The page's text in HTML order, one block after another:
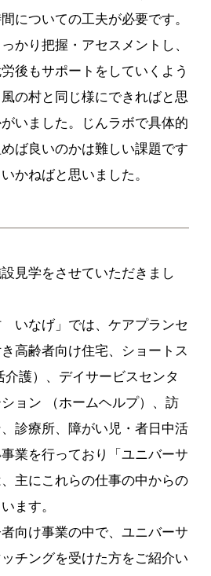
についての工夫が必要です。
かり把握・アセスメントし、
後もサポートをしていくよう
の村と同じ様にできればと思
いました。じんラボで具体的
ば良いのかは難しい課題です
かねばと思いました。
見学をさせていただきまし
いなげ」では、ケアプランセ
高齢者向け住宅、ショートス
護）、デイサービスセンタ
ョン （ホームヘルプ）、訪
診療所、障がい児・者日中活
業を行っており「ユニバーサ
主にこれらの仕事の中からの
ます。
向け事業の中で、ユニバーサ
チングを受けた方をご紹介い